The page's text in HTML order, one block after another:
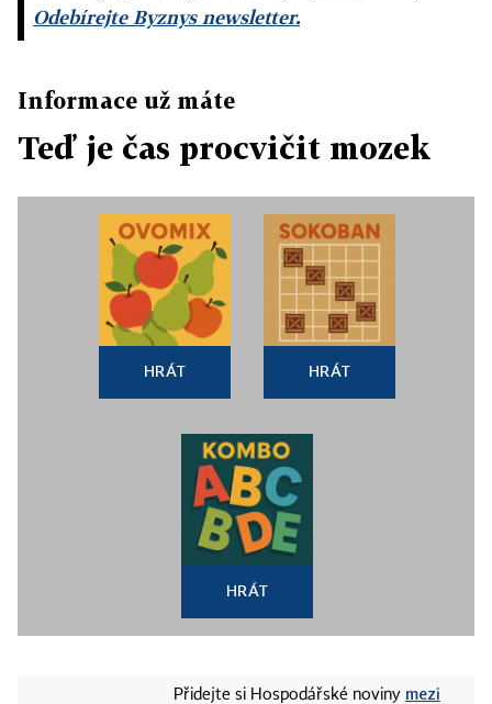
Odebírejte Byznys newsletter.
Informace už máte
Teď je čas procvičit mozek
HRÁT HRÁT
HRÁT
Přidejte si Hospodářské noviny mezi